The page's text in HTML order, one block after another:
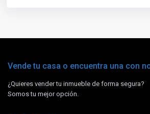
Vende tu casa o encuentra una con
¿Quieres vender tu inmueble de forma segura?
Somos tu mejor opción.